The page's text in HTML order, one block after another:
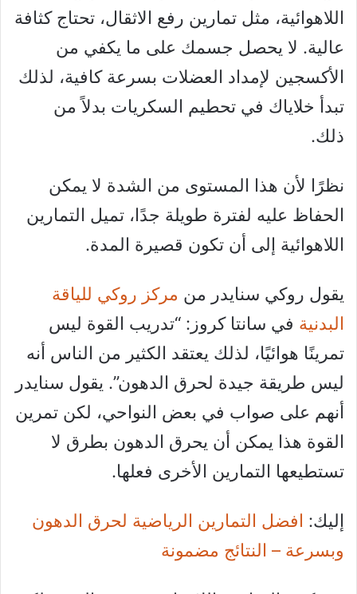
اللاهوائية، مثل تمارين رفع الاثقال، تحتاج كثافة
عالية. لا يحصل جسمك على ما يكفي من
الأكسجين لإمداد العضلات بسرعة كافية، لذلك
تبدأ خلاياك في تحطيم السكريات بدلاً من
ذلك.
نظرًا لأن هذا المستوى من الشدة لا يمكن
الحفاظ عليه لفترة طويلة جدًا، تميل التمارين
اللاهوائية إلى أن تكون قصيرة المدة.
يقول روكي سنايدر من مركز روكي للياقة
البدنية في سانتا كروز: “تدريب القوة ليس
تمرينًا هوائيًا، لذلك يعتقد الكثير من الناس أنه
ليس طريقة جيدة لحرق الدهون”. يقول سنايدر
أنهم على صواب في بعض النواحي، لكن تمرين
القوة هذا يمكن أن يحرق الدهون بطرق لا
تستطيعها التمارين الأخرى فعلها.
إليك: افضل التمارين الرياضية لحرق الدهون
وبسرعة – النتائج مضمونة